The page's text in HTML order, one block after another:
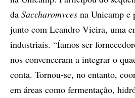
da Saccharomyces na Unicamp e
junto com Leandro Vieira, uma
industriais. “Íamos ser
nos convenceram a integrar o
conta. Tornou-se, no entanto,
em áreas como fermentação,